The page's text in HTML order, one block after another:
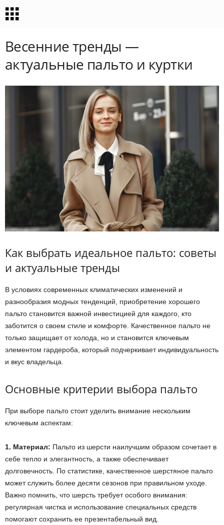
Весенние тренды —
актуальные пальто и куртки
Как выбрать идеальное пальто: советы
и актуальные тренды
В условиях современных климатических изменений и
разнообразия модных тенденций, приобретение хорошего
пальто становится важной инвестицией для каждого, кто
заботится о своем стиле и комфорте. Качественное пальто не
только защищает от холода, но и становится ключевым
элементом гардероба, который подчеркивает индивидуальность
и вкус владельца.
Основные критерии выбора пальто
При выборе пальто стоит уделить внимание нескольким
ключевым аспектам:
1. Материал: Пальто из шерсти наилучшим образом сочетает в
себе тепло и элегантность, а также обеспечивает
долговечность. По статистике, качественное шерстяное пальто
может служить более десяти сезонов при правильном уходе.
Важно помнить, что шерсть требует особого внимания:
регулярная чистка и использование специальных средств
помогают сохранить ее презентабельный вид.